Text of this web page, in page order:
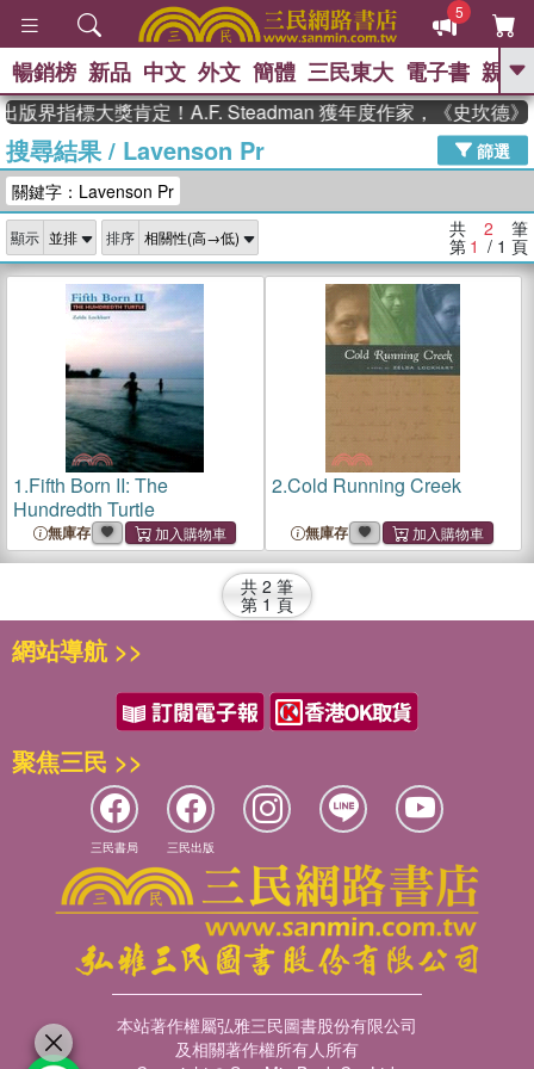
5
GO
熱搜： 高希均教授回憶錄
、 The Odyssey 、 父親節 、 如果歷
獎 臺灣漫遊錄 、 方念華 、 台灣的李
登輝時代
數學女孩：黎曼猜想 、
偉大的迷走神經
暢銷榜 新品 中文 外文 簡體 三民東大 電子書 親子
版界指標大獎肯定！A.F. Steadman 獲年度作家，《史坎德》
搜尋結果/ Lavenson Pr
篩選
關鍵字：Lavenson Pr
顯示 排序 共 2 筆
第 1 / 1 頁
1.Fifth Born II: The
Hundredth Turtle
無庫存
2.Cold Running Creek
無庫存
共 2 筆
第 1 頁
網站導航 >>
聚焦三民 >>
三民書局 三民出版
本站著作權屬弘雅三民圖書股份有限公司
及相關著作權所有人所有